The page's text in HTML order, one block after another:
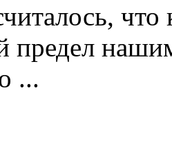
что
предел
...